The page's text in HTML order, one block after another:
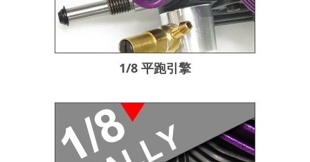
1/8 平跑引擎